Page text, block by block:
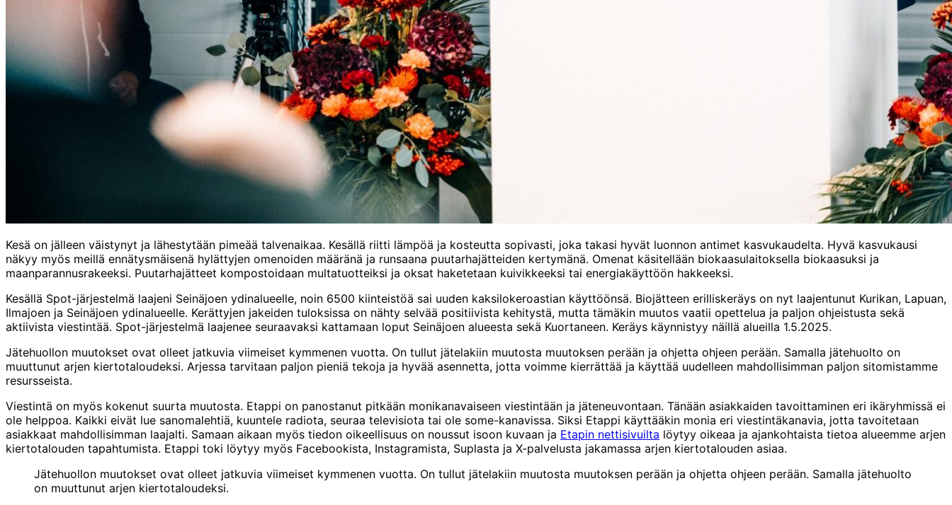
Kesä on jälleen väistynyt ja lähestytään pimeää talvenaikaa. Kesällä riitti lämpöä ja kosteutta sopivasti, joka takasi hyvät luonnon antimet kasvukaudelta. Hyvä kasvukausi
näkyy myös meillä ennätysmäisenä hylättyjen omenoiden määränä ja runsaana puutarhajätteiden kertymänä. Omenat käsitellään biokaasulaitoksella biokaasuksi ja
maanparannusrakeeksi. Puutarhajätteet kompostoidaan multatuotteiksi ja oksat haketetaan kuivikkeeksi tai energiakäyttöön hakkeeksi.
Kesällä Spot-järjestelmä laajeni Seinäjoen ydinalueelle, noin 6500 kiinteistöä sai uuden kaksilokeroastian käyttöönsä. Biojätteen erilliskeräys on nyt laajentunut Kurikan, Lapuan,
Ilmajoen ja Seinäjoen ydinalueelle. Kerättyjen jakeiden tuloksissa on nähty selvää positiivista kehitystä, mutta tämäkin muutos vaatii opettelua ja paljon ohjeistusta sekä
aktiivista viestintää. Spot-järjestelmä laajenee seuraavaksi kattamaan loput Seinäjoen alueesta sekä Kuortaneen. Keräys käynnistyy näillä alueilla 1.5.2025.
Jätehuollon muutokset ovat olleet jatkuvia viimeiset kymmenen vuotta. On tullut jätelakiin muutosta muutoksen perään ja ohjetta ohjeen perään. Samalla jätehuolto on
muuttunut arjen kiertotaloudeksi. Arjessa tarvitaan paljon pieniä tekoja ja hyvää asennetta, jotta voimme kierrättää ja käyttää uudelleen mahdollisimman paljon sitomistamme
resursseista.
Viestintä on myös kokenut suurta muutosta. Etappi on panostanut pitkään monikanavaiseen viestintään ja jäteneuvontaan. Tänään asiakkaiden tavoittaminen eri ikäryhmissä ei
ole helppoa. Kaikki eivät lue sanomalehtiä, kuuntele radiota, seuraa televisiota tai ole some-kanavissa. Siksi Etappi käyttääkin monia eri viestintäkanavia, jotta tavoitetaan
asiakkaat mahdollisimman laajalti. Samaan aikaan myös tiedon oikeellisuus on noussut isoon kuvaan ja Etapin nettisivuilta löytyy oikeaa ja ajankohtaista tietoa alueemme arjen
kiertotalouden tapahtumista. Etappi toki löytyy myös Facebookista, Instagramista, Suplasta ja X-palvelusta jakamassa arjen kiertotalouden asiaa.
Jätehuollon muutokset ovat olleet jatkuvia viimeiset kymmenen vuotta. On tullut jätelakiin muutosta muutoksen perään ja ohjetta ohjeen perään. Samalla jätehuolto
on muuttunut arjen kiertotaloudeksi.